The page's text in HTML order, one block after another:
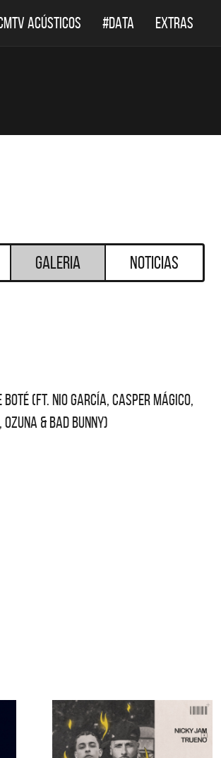
ACÚSTICOS #DATA EXTRAS
Galeria Noticias
BOTÉ (FT. NIO GARCÍA, CASPER MÁGICO,
OZUNA & BAD BUNNY)
DESTACADOS